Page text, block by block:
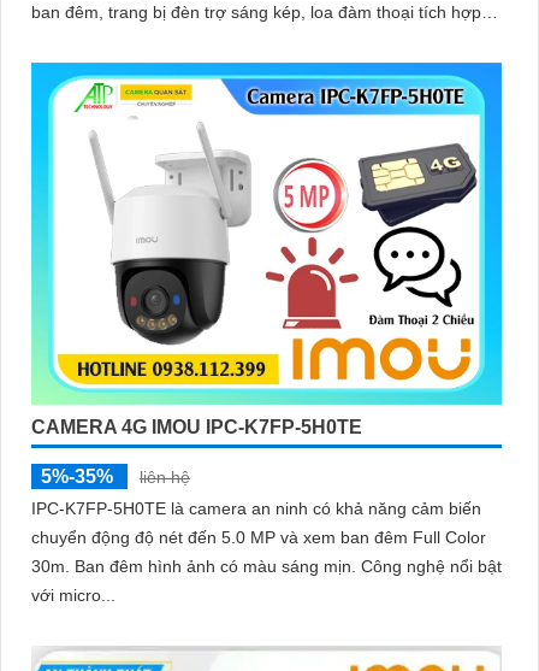
ban đêm, trang bị đèn trợ sáng kép, loa đàm thoại tích hợp,
CAMERA 4G IMOU IPC-K7FP-5H0TE
5%-35%
liên hệ
IPC-K7FP-5H0TE là camera an ninh có khả năng cảm biến
chuyển động độ nét đến 5.0 MP và xem ban đêm Full Color
30m. Ban đêm hình ảnh có màu sáng mịn. Công nghệ nổi bật
với micro...